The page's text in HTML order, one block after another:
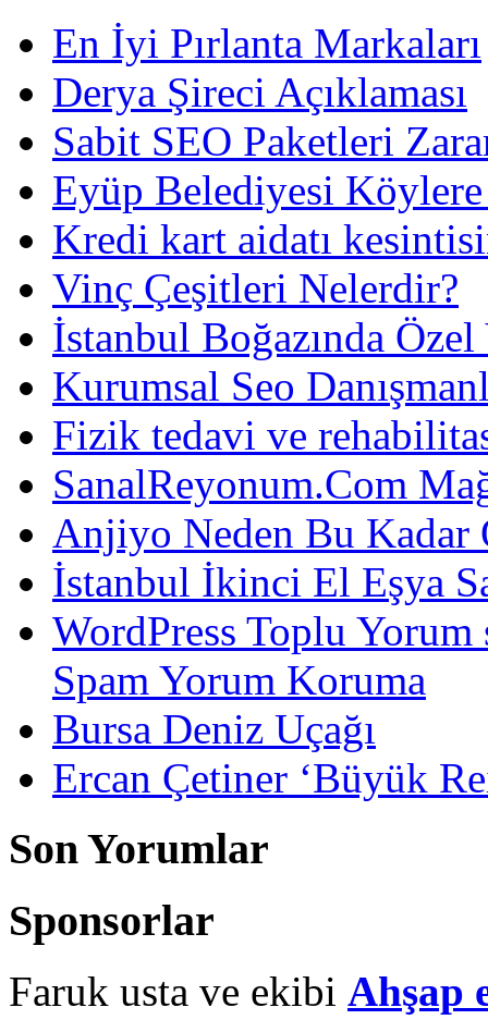
En İyi Pırlanta Markaları
Derya Şireci Açıklaması
Sabit SEO Paketleri
Eyüp Belediyesi
Kredi kart aidatı
Vinç Çeşitleri Nelerdir?
İstanbul Boğazında
Kurumsal Seo
Fizik tedavi ve
SanalReyonum.Com
Anjiyo Neden Bu Kadar
İstanbul İkinci El Eşya
WordPress Toplu
Spam Yorum Koruma
Bursa Deniz Uçağı
Ercan Çetiner ‘Büyük
Son Yorumlar
Sponsorlar
Faruk usta ve ekibi Ahşap